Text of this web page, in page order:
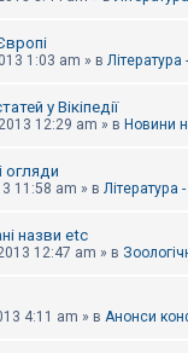
1:03 am » в Література
у Вікіпедії
12:29 am » в Новини
огляди
11:58 am » в Література
назви etc
12:47 am » в
4:11 am » в Анонси